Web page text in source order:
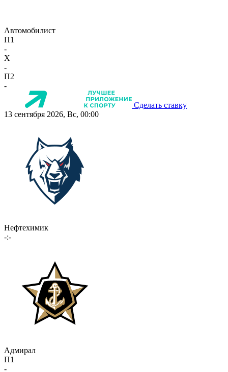
Автомобилист
П1
-
X
-
П2
-
Сделать ставку
13 сентября 2026, Вс, 00:00
Нефтехимик
-:-
Адмирал
П1
-